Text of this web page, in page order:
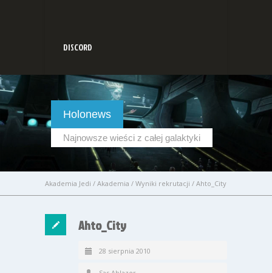
DISCORD
Holonews
Najnowsze wieści z całej galaktyki
Akademia Jedi / Akademia / Wyniki rekrutacji / Ahto_City
Ahto_City
28 sierpnia 2010